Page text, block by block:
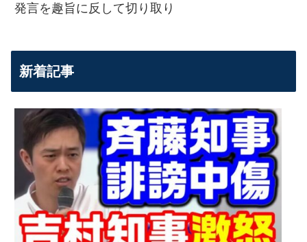
発言を趣旨に反して切り取り
新着記事